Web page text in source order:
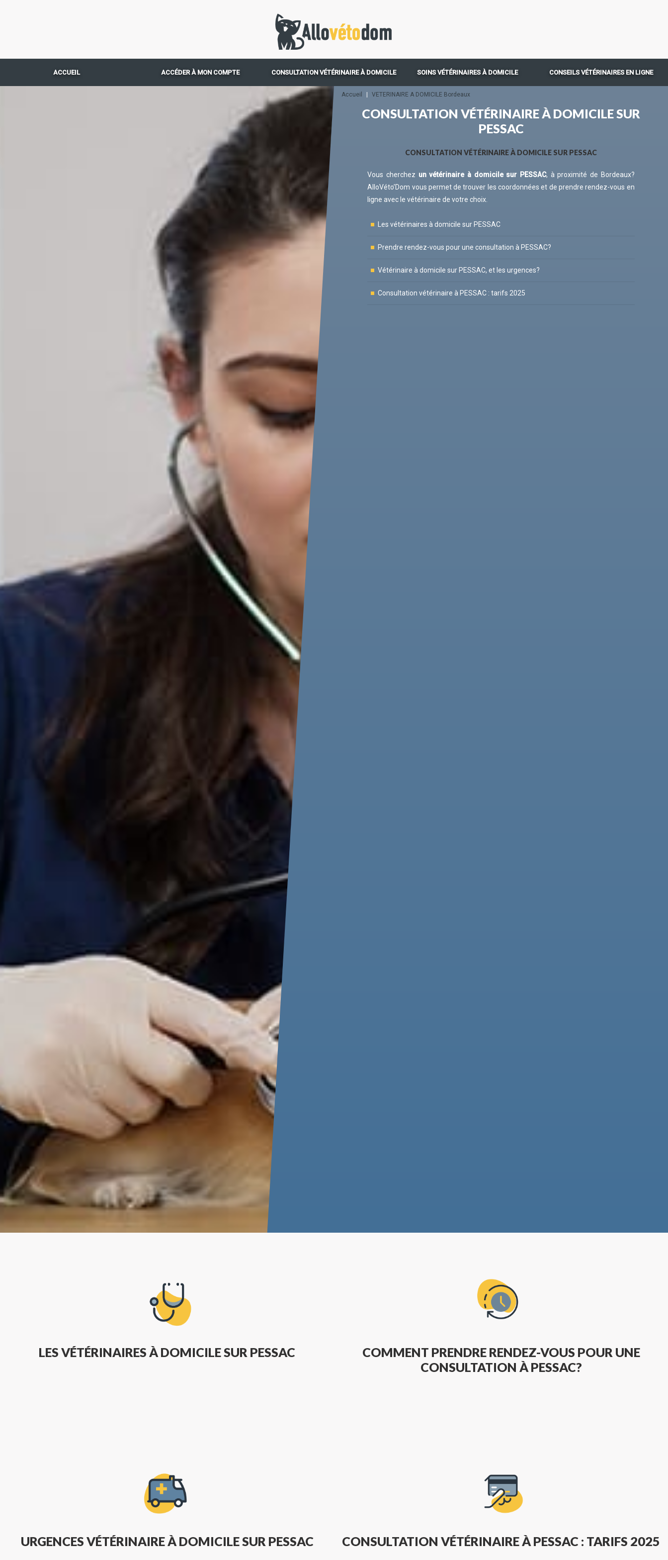
ACCUEIL ACCÉDER À MON COMPTE CONSULTATION VÉTÉRINAIRE À DOMICILE SOINS VÉTÉRINAIRES À DOMICILE CONSEILS VÉTÉRINAIRES EN LIGNE
Accueil | VETERINAIRE A DOMICILE Bordeaux
CONSULTATION VÉTÉRINAIRE À DOMICILE SUR
PESSAC
CONSULTATION VÉTÉRINAIRE À DOMICILE SUR PESSAC
Vous cherchez un vétérinaire à domicile sur PESSAC, à proximité de Bordeaux?
AlloVéto’Dom vous permet de trouver les coordonnées et de prendre rendez-vous en
ligne avec le vétérinaire de votre choix.
Les vétérinaires à domicile sur PESSAC
Prendre rendez-vous pour une consultation à PESSAC?
Vétérinaire à domicile sur PESSAC, et les urgences?
Consultation vétérinaire à PESSAC : tarifs 2025
LES VÉTÉRINAIRES À DOMICILE SUR PESSAC
COMMENT PRENDRE RENDEZ-VOUS POUR UNE
CONSULTATION À PESSAC?
URGENCES VÉTÉRINAIRE À DOMICILE SUR PESSAC CONSULTATION VÉTÉRINAIRE À PESSAC : TARIFS 2025